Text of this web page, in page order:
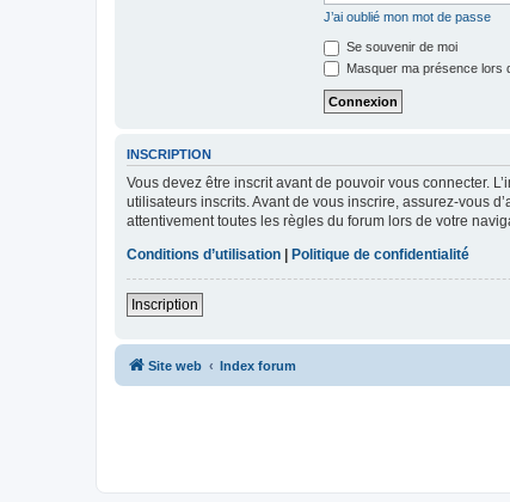
J’ai oublié mon mot de passe
Se souvenir de moi
Masquer ma présence lors
INSCRIPTION
Vous devez être inscrit avant de pouvoir vous connecter.
utilisateurs inscrits. Avant de vous inscrire, assurez-vous
attentivement toutes les règles du forum lors de votre
Conditions d’utilisation | Politique de confidentialité
Inscription
Site web Index forum